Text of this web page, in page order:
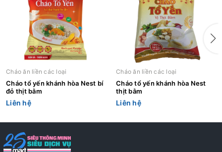
Cháo ăn liền các loại
Cháo tổ yến khánh hòa Nest bí
đỏ thịt bằm
Liên hệ
Cháo ăn liền các loại
Cháo tổ yến khánh hòa Nest
thịt bằm
Liên hệ